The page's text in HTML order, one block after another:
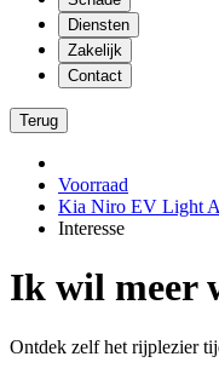
Diensten
Zakelijk
Contact
Terug
Voorraad
Kia Niro EV Light
Interesse
Ik wil meer
Ontdek zelf het rijplezier